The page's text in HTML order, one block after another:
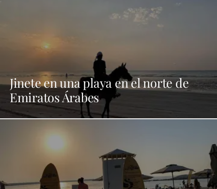
Jinete en una playa en el norte de
Emiratos Árabes